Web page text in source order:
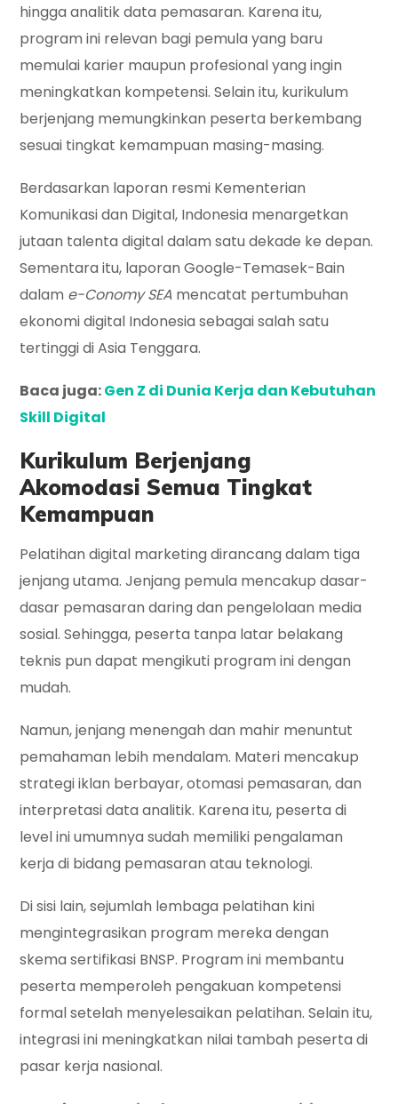
hingga analitik data pemasaran. Karena itu,
program ini relevan bagi pemula yang baru
memulai karier maupun profesional yang ingin
meningkatkan kompetensi. Selain itu, kurikulum
berjenjang memungkinkan peserta berkembang
sesuai tingkat kemampuan masing-masing.
Berdasarkan laporan resmi Kementerian
Komunikasi dan Digital, Indonesia menargetkan
jutaan talenta digital dalam satu dekade ke depan.
Sementara itu, laporan Google-Temasek-Bain
dalam e-Conomy SEA mencatat pertumbuhan
ekonomi digital Indonesia sebagai salah satu
tertinggi di Asia Tenggara.
Baca juga:Gen Z di Dunia Kerja dan Kebutuhan
Skill Digital
Kurikulum Berjenjang
Akomodasi Semua Tingkat
Kemampuan
Pelatihan digital marketing dirancang dalam tiga
jenjang utama. Jenjang pemula mencakup dasar-
dasar pemasaran daring dan pengelolaan media
sosial. Sehingga, peserta tanpa latar belakang
teknis pun dapat mengikuti program ini dengan
mudah.
Namun, jenjang menengah dan mahir menuntut
pemahaman lebih mendalam. Materi mencakup
strategi iklan berbayar, otomasi pemasaran, dan
interpretasi data analitik. Karena itu, peserta di
level ini umumnya sudah memiliki pengalaman
kerja di bidang pemasaran atau teknologi.
Di sisi lain, sejumlah lembaga pelatihan kini
mengintegrasikan program mereka dengan
skema sertifikasi BNSP. Program ini membantu
peserta memperoleh pengakuan kompetensi
formal setelah menyelesaikan pelatihan. Selain itu,
integrasi ini meningkatkan nilai tambah peserta di
pasar kerja nasional.